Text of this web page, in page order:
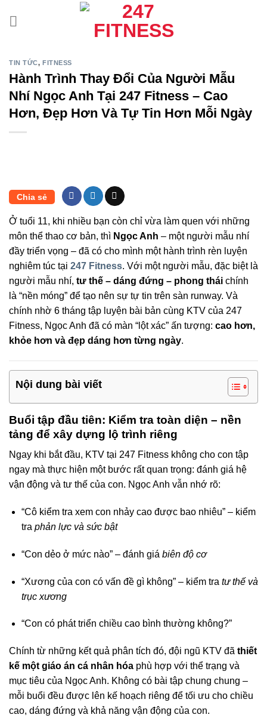
TIN TỨC,FITNESS
Hành Trình Thay Đổi Của Người Mẫu
Nhí Ngọc Anh Tại 247 Fitness – Cao
Hơn, Đẹp Hơn Và Tự Tin Hơn Mỗi Ngày
Chia sẻ
Ở tuổi 11, khi nhiều bạn còn chỉ vừa làm quen với những
môn thể thao cơ bản, thì Ngọc Anh – một người mẫu nhí
đầy triển vọng – đã có cho mình một hành trình rèn luyện
nghiêm túc tại 247 Fitness. Với một người mẫu, đặc biệt là
người mẫu nhí, tư thế – dáng đứng – phong thái chính
là “nền móng” để tạo nên sự tự tin trên sàn runway. Và
chính nhờ 6 tháng tập luyện bài bản cùng KTV của 247
Fitness, Ngọc Anh đã có màn “lột xác” ấn tượng: cao hơn,
khỏe hơn và đẹp dáng hơn từng ngày.
Nội dung bài viết
Buổi tập đầu tiên: Kiểm tra toàn diện – nền
tảng để xây dựng lộ trình riêng
Ngay khi bắt đầu, KTV tại 247 Fitness không cho con tập
ngay mà thực hiện một bước rất quan trọng: đánh giá hệ
vận động và tư thế của con. Ngọc Anh vẫn nhớ rõ:
“Cô kiểm tra xem con nhảy cao được bao nhiêu” – kiểm
tra phản lực và sức bật
“Con dẻo ở mức nào” – đánh giá biên độ cơ
“Xương của con có vấn đề gì không” – kiểm tra tư thế và
trục xương
“Con có phát triển chiều cao bình thường không?”
Chính từ những kết quả phân tích đó, đội ngũ KTV đã thiết
kế một giáo án cá nhân hóa phù hợp với thể trạng và
mục tiêu của Ngọc Anh. Không có bài tập chung chung –
mỗi buổi đều được lên kế hoạch riêng để tối ưu cho chiều
cao, dáng đứng và khả năng vận động của con.